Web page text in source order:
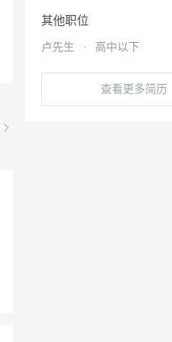
其他职位
卢先生 · 高中以下
查看更多简历